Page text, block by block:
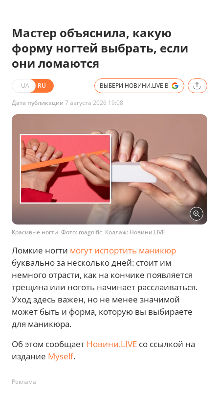
Мастер объяснила, какую
форму ногтей выбрать, если
они ломаются
UA RU ВЫБЕРИ НОВИНИ.LIVE В
Дата публикации 7 августа 2026 19:08
Красивые ногти. Фото: magnific. Коллаж: Новини.LIVE
Ломкие ногти могут испортить маникюр
буквально за несколько дней: стоит им
немного отрасти, как на кончике появляется
трещина или ноготь начинает расслаиваться.
Уход здесь важен, но не менее значимой
может быть и форма, которую вы выбираете
для маникюра.
Об этом сообщает Новини.LIVE со ссылкой на
издание Myself.
Реклама